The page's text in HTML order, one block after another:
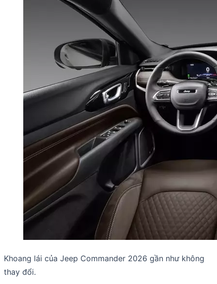
Khoang lái của Jeep Commander 2026 gần như không
thay đổi.